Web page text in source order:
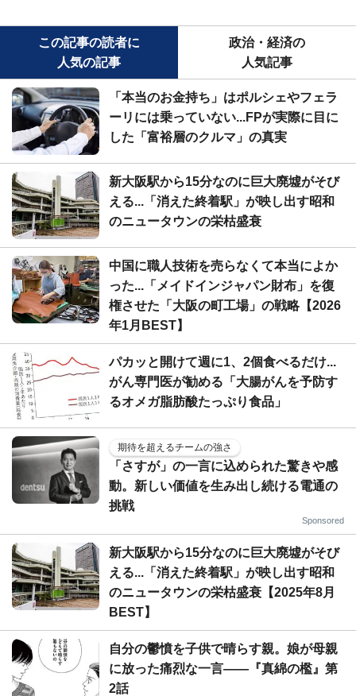
この記事の読者に
人気の記事
政治・経済の
人気記事
「本当のお金持ち」はポルシェやフェラ
ーリには乗っていない...FPが実際に目に
した「富裕層のクルマ」の真実
新大阪駅から15分なのに巨大廃墟がそび
える...「消えた終着駅」が映し出す昭和
のニュータウンの栄枯盛衰
中国に職人技術を売らなくて本当によか
った...「メイドインジャパン財布」を復
権させた「大阪の町工場」の戦略【2026
年1月BEST】
パカッと開けて週に1、2個食べるだけ...
がん専門医が勧める「大腸がんを予防す
るオメガ脂肪酸たっぷり食品」
期待を超えるチームの強さ
「さすが」の一言に込められた驚きや感
動。新しい価値を生み出し続ける電通の
挑戦
Sponsored
新大阪駅から15分なのに巨大廃墟がそび
える...「消えた終着駅」が映し出す昭和
のニュータウンの栄枯盛衰【2025年8月
BEST】
自分の鬱憤を子供で晴らす親。娘が母親
に放った痛烈な一言――『真綿の檻』第
2話